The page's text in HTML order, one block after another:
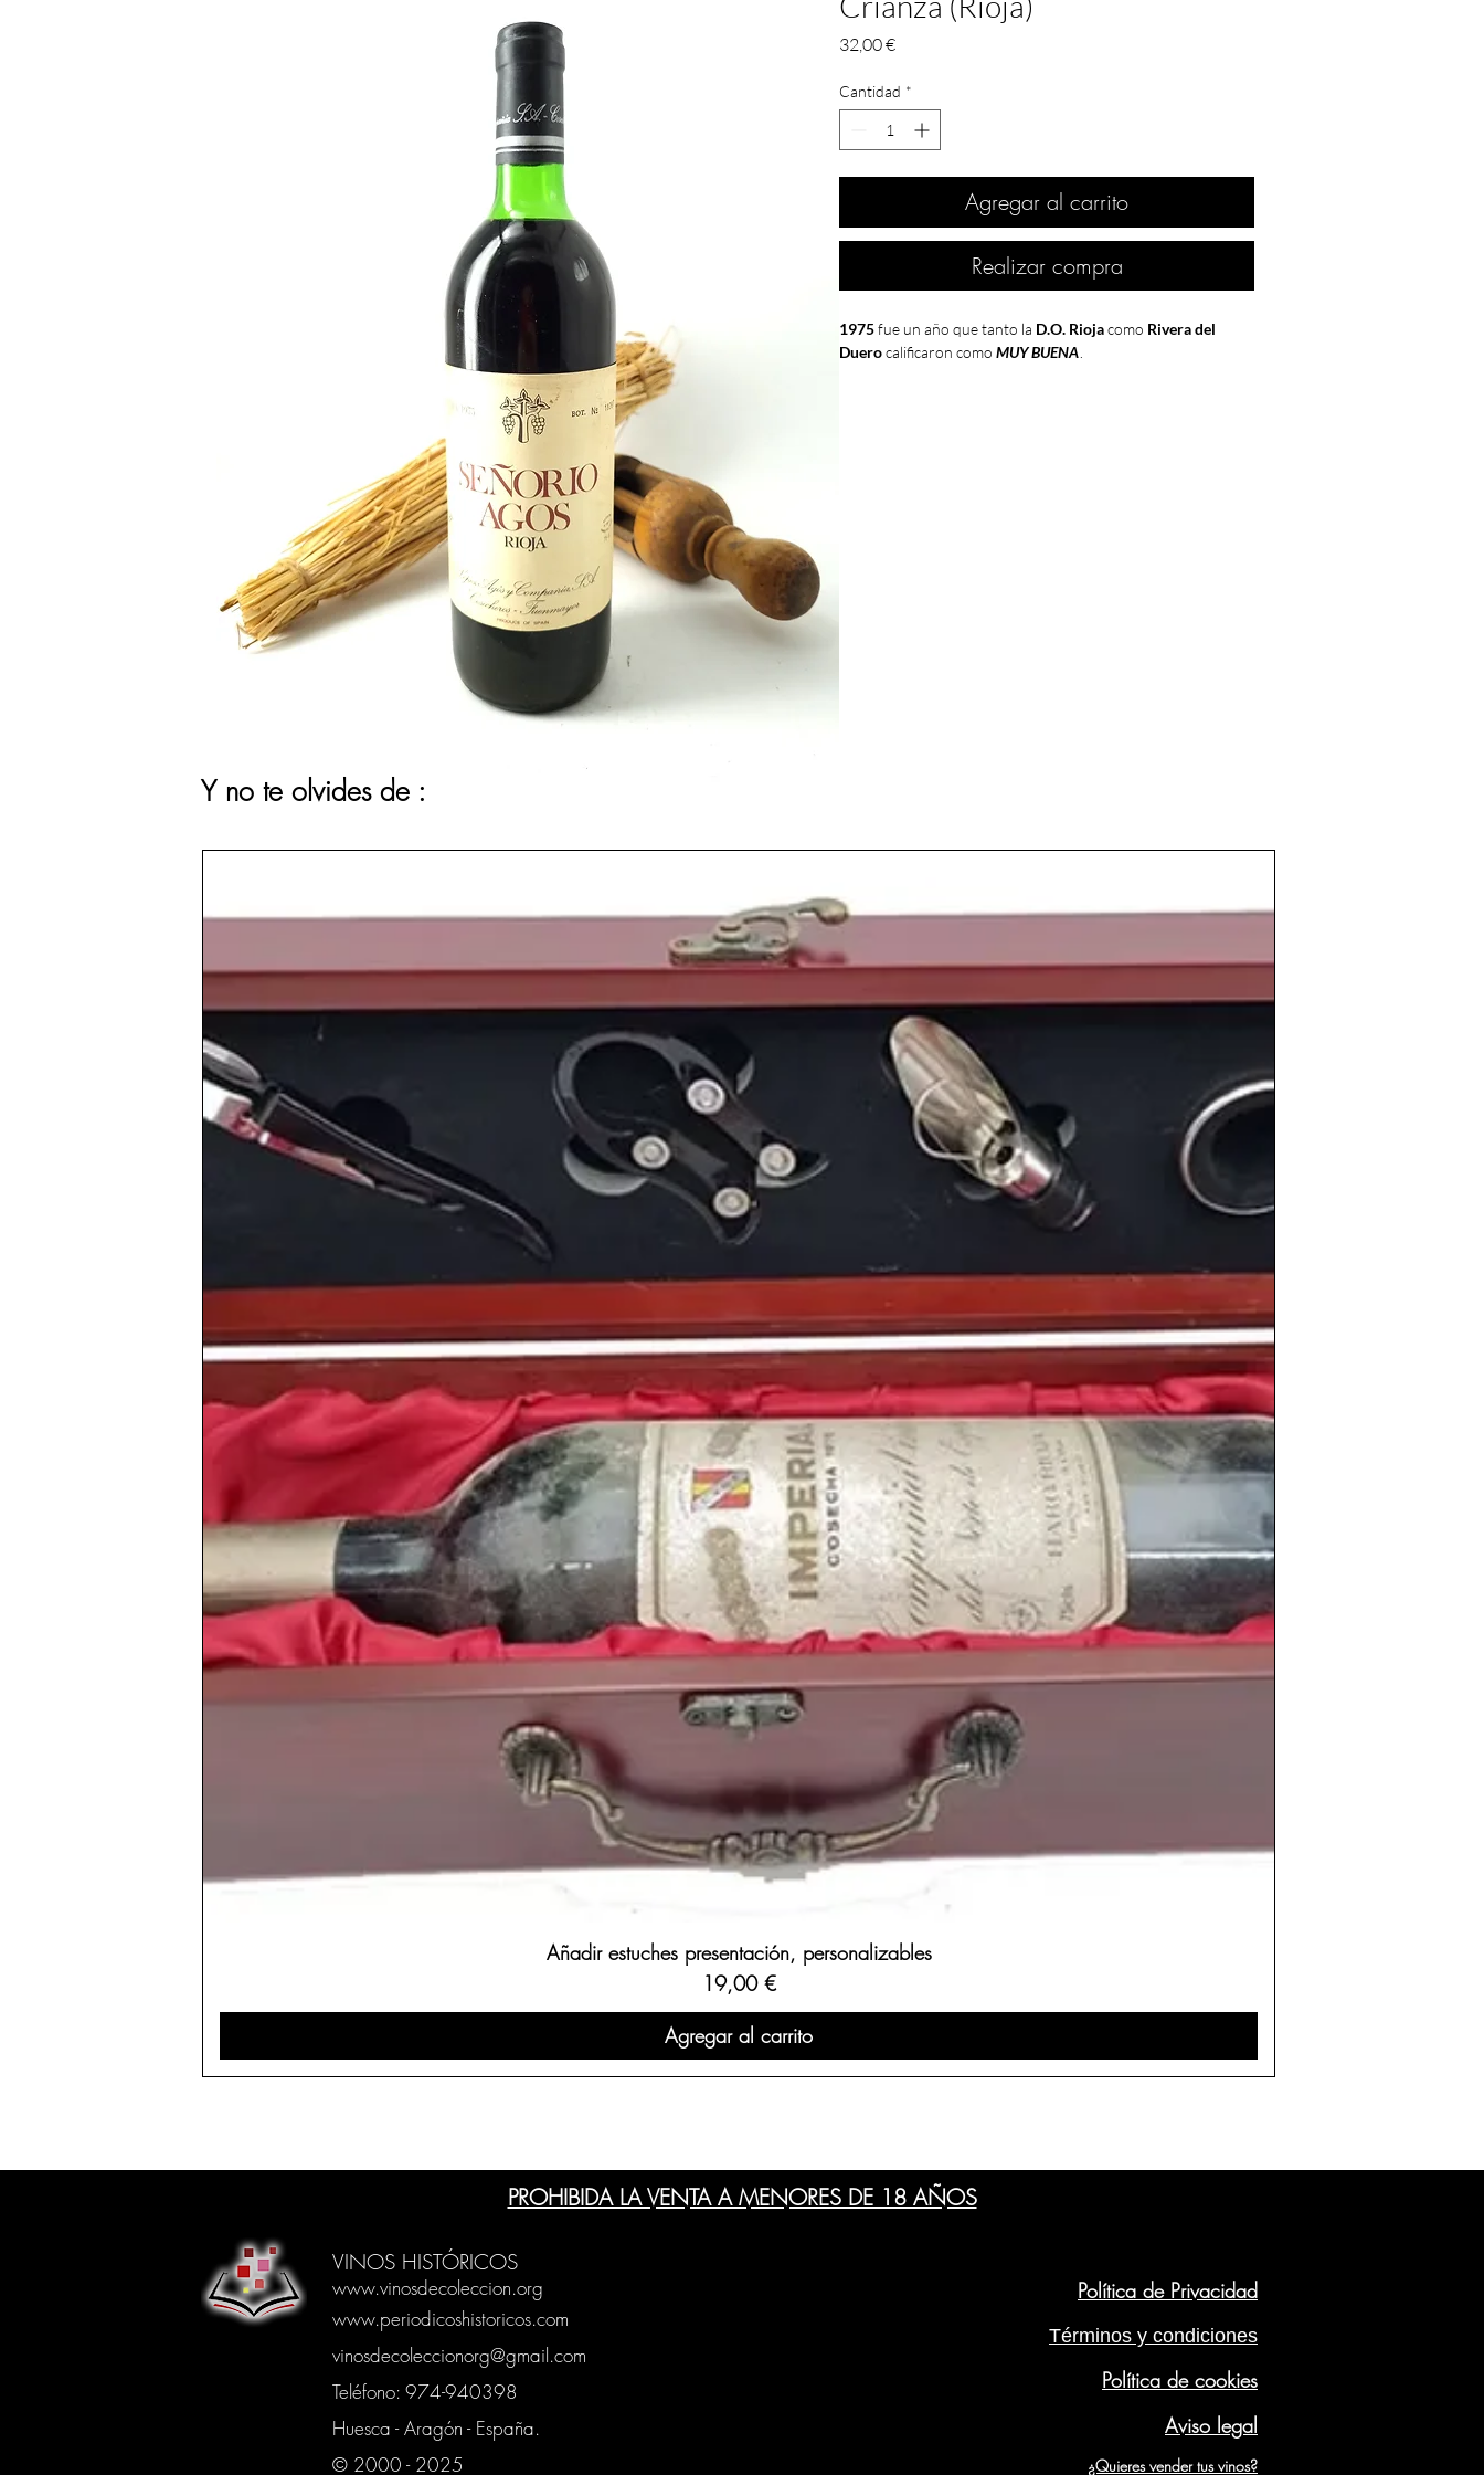
32,00 €Precio
Cantidad *
Agregar al carrito
Realizar compra
1975fue un año que tanto la D.O. Riojacomo Rivera del
Duerocalificaron como MUY BUENA
Aun así el mercado del vino proseguía su auge, y en estos
un posterior desequilibró en los precios y fue la ruina de
Un año recordado por el
1975, por la victoria de Arthur Ashe que lo hace
tenista negro que gana el Campeonato de Wimbledon
o por
ser el año de nacimiento de personas tan conocidas como el
actor estadounidenseBradley Cooper
estadounidenseEva Longoria, el actor y presentador español
, el exfutbolista español
, el político
José Luis Martínez-Almeida o el ciclista español y
ganador del Tour de Francia 2008
Carlos Sastre
de1975y otros años en
Y no te olvides de :
Añadir estuches presentación, personalizables
Precio
19,00 €
Agregar al carrito
PROHIBIDA LA VENTA A MENORES DE 18 AÑOS
VINOS HISTÓRICOS
www.vinosdecoleccion.org
www.periodicoshistoricos.com
vinosdecoleccionorg@gmail.com
Teléfono: 974-940398
Huesca - Aragón - España.
© 2000 - 2025
Política de Privacidad
Términos y condiciones
Política de cookies
Aviso legal
¿Quieres vender tus vinos?